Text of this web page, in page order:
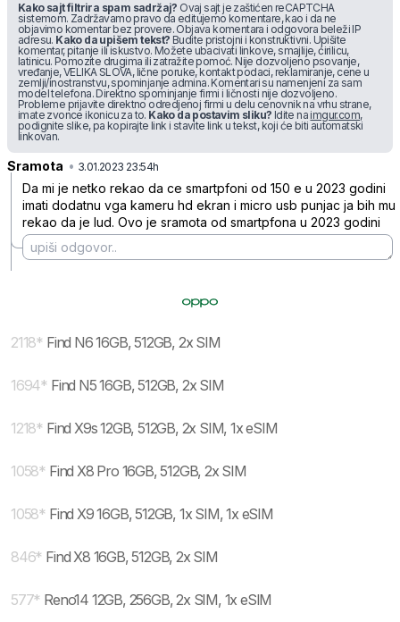
Kako sajt filtrira spam sadržaj? Ovaj sajt je zaštićen reCAPTCHA
sistemom. Zadržavamo pravo da editujemo komentare, kao i da ne
objavimo komentar bez provere. Objava komentara i odgovora beleži IP
adresu. Kako da upišem tekst? Budite pristojni i konstruktivni. Upišite
komentar, pitanje ili iskustvo. Možete ubacivati linkove, smajlije, ćirilicu,
latinicu. Pomozite drugima ili zatražite pomoć. Nije dozvoljeno psovanje,
vređanje, VELIKA SLOVA, lične poruke, kontakt podaci, reklamiranje, cene u
zemlji/inostranstvu, spominjanje admina. Komentari su namenjeni za sam
model telefona. Direktno spominjanje firmi i ličnosti nije dozvoljeno.
Probleme prijavite direktno odredjenoj firmi u delu cenovnik na vrhu strane,
imate zvonce ikonicu za to. Kako da postavim sliku? Idite na imgur.com,
podignite slike, pa kopirajte link i stavite link u tekst, koji će biti automatski
linkovan.
Sramota • 3.01.2023 23:54h
Da mi je netko rekao da ce smartpfoni od 150 e u 2023 godini
imati dodatnu vga kameru hd ekran i micro usb punjac ja bih mu
rekao da je lud. Ovo je sramota od smartpfona u 2023 godini
2118* Find N6 16GB, 512GB, 2x SIM
1694* Find N5 16GB, 512GB, 2x SIM
1218* Find X9s 12GB, 512GB, 2x SIM, 1x eSIM
1058* Find X8 Pro 16GB, 512GB, 2x SIM
1058* Find X9 16GB, 512GB, 1x SIM, 1x eSIM
846* Find X8 16GB, 512GB, 2x SIM
577* Reno14 12GB, 256GB, 2x SIM, 1x eSIM